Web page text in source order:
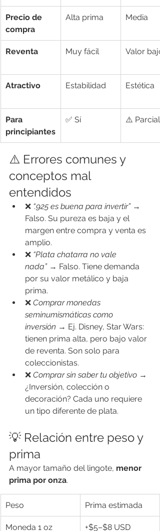
Precio de
compra
Alta prima Media
Reventa Muy fácil Valor bajo
Atractivo Estabilidad Estética
Para
principiantes
✅ Sí ⚠️ Parcial
⚠️ Errores comunes y
conceptos mal
entendidos
❌ “.925 es buena para invertir” →
Falso. Su pureza es baja y el
margen entre compra y venta es
amplio.
❌ “Plata chatarra no vale
nada” → Falso. Tiene demanda
por su valor metálico y baja
prima.
❌ Comprar monedas
seminumismáticas como
inversión → Ej. Disney, Star Wars:
tienen prima alta, pero bajo valor
de reventa. Son solo para
coleccionistas.
❌ Comprar sin saber tu objetivo →
¿Inversión, colección o
decoración? Cada uno requiere
un tipo diferente de plata.
💡 Relación entre peso y
prima
A mayor tamaño del lingote, menor
prima por onza.
Peso Prima estimada
Moneda 1 oz +$5–$8 USD